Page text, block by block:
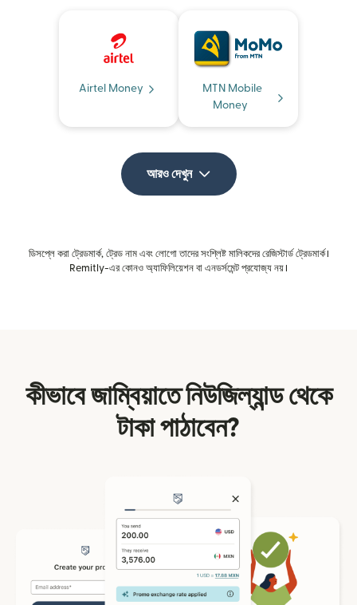
Airtel Money
MTN Mobile
Money
আরও দেখুন
ডিসপ্লে করা ট্রেডমার্ক, ট্রেড নাম এবং লোগো তাদের সংশ্লিষ্ট মালিকদের রেজিস্টার্ড ট্রেডমার্ক।
Remitly-এর কোনও অ্যাফিলিয়েশন বা এনডর্সমেন্ট প্রযোজ্য নয়।
কীভাবে জাম্বিয়াতে নিউজিল্যান্ড থেকে
টাকা পাঠাবেন?